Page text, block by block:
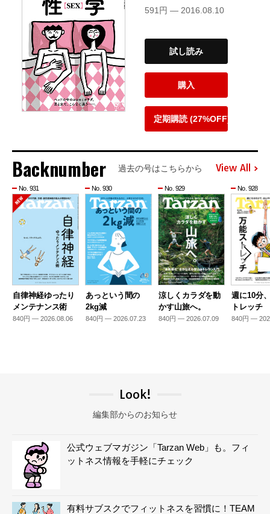
591円 — 2016.08.10
試し読み
購入
定期購読 (27%OFF)
Backnumber 過去の号はこちらから View All
No. 931
自律神経ゆったり
メンテナンス術
840円 — 2026.08.06
No. 930
あっという間の
2kg減
840円 — 2026.07.23
No. 929
涼しくカラダを動
かす山旅へ。
840円 — 2026.07.09
No. 928
週に10分
トレッチ
840円 —
Look!
編集部からのお知らせ
公式ウェブマガジン「Tarzan Web」も。フィ
ットネス情報を手軽にチェック
有料サブスクでフィットネスを習慣に！TEAM